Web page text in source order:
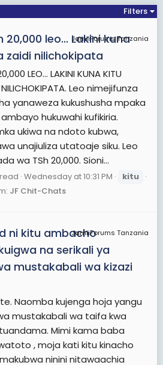
Filters
JamiiForums Tanzania
leo... Lakini kuna
zaidi nilichokipata
LEO... LAKINI KUNA KITU
NILICHOKIPATA. Leo nimejifunza
yanaweza kukushusha mpaka
hukuwahi kufikiria.
ukiwa na ndoto kubwa,
unajiuliza utatoaje siku. Leo
wa TSh 20,000. Sioni...
Wednesday at 10:31 PM
kitu
JF Chit-Chats
JamiiForums Tanzania
ni kitu ambacho
na serikali ya
mustakabali wa kizazi
Naomba kujenga hoja yangu
mustakabali wa taifa kwa
Mimi kama baba
, moja kati kitu kinacho
ninini nitawaachia